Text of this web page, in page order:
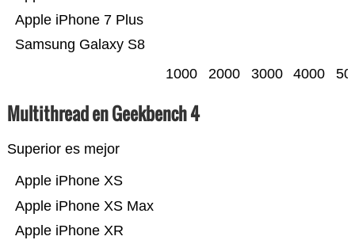
Samsung Galaxy S8
Apple iPhone 7 Plus
1000 2000 3000 4000
Multithread en Geekbench 4
Superior es mejor
Apple iPhone XR
Apple iPhone XS Max
Apple iPhone XS